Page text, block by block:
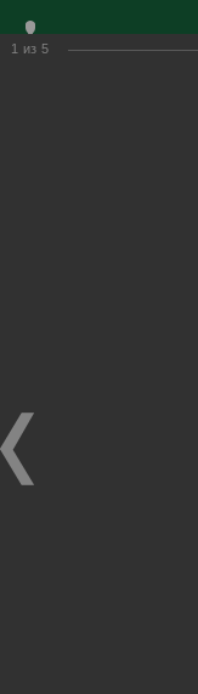
Главная
Поздравили с 80-
Поздравили
1 из 5